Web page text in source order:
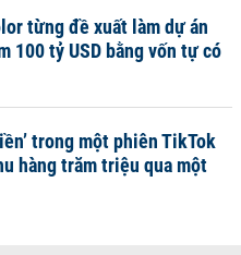
từng đề xuất làm dự án
100 tỷ USD bằng vốn tự có
trong một phiên TikTok
hàng trăm triệu qua một